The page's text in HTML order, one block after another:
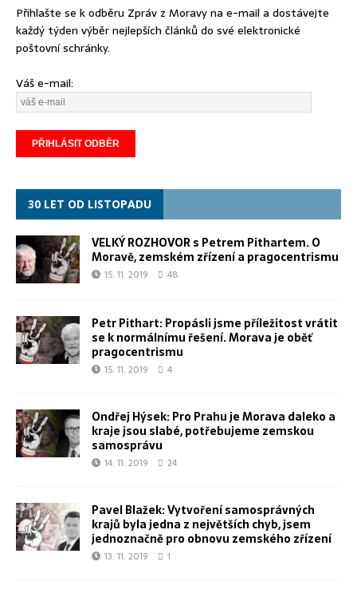
Přihlašte se k odběru Zpráv z Moravy na e-mail a dostávejte
každý týden výběr nejlepších článků do své elektronické
poštovní schránky.
Váš e-mail:
30 LET OD LISTOPADU
VELKÝ ROZHOVOR s Petrem Pithartem. O
Moravě, zemském zřízení a pragocentrismu
15. 11. 2019 48
Petr Pithart: Propásli jsme příležitost vrátit
se k normálnímu řešení. Morava je oběť
pragocentrismu
15. 11. 2019 4
Ondřej Hýsek: Pro Prahu je Morava daleko a
kraje jsou slabé, potřebujeme zemskou
samosprávu
14. 11. 2019 24
Pavel Blažek: Vytvoření samosprávných
krajů byla jedna z největších chyb, jsem
jednoznačně pro obnovu zemského zřízení
13. 11. 2019 1